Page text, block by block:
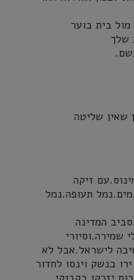
בית בוער
שלך
שאין שליטה
זיקה
תעופה.נמל
המדינה
שמירה.וסיורי
לישראל.אבל לא
בנשק וינסו לחדור